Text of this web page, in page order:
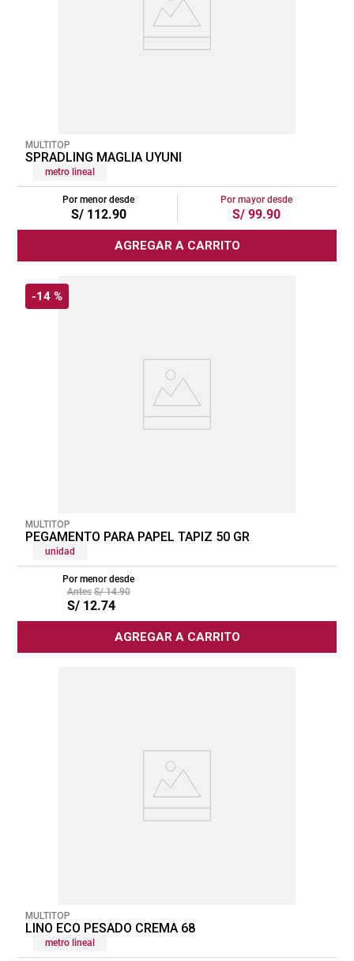
MULTITOP
SPRADLING MAGLIA UYUNI
metro lineal
Por menor desde
S/ 112.90
Por mayor desde
S/ 99.90
AGREGAR A CARRITO
-14 %
MULTITOP
PEGAMENTO PARA PAPEL TAPIZ 50 GR
unidad
Por menor desde
S/ 14.90
S/ 12.74
AGREGAR A CARRITO
MULTITOP
LINO ECO PESADO CREMA 68
metro lineal